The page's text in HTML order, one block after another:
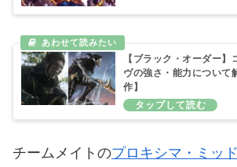
【ブラック・オーダー】
ヴの強さ・能力について
作】
チームメイトのプロキシマ・ミッ